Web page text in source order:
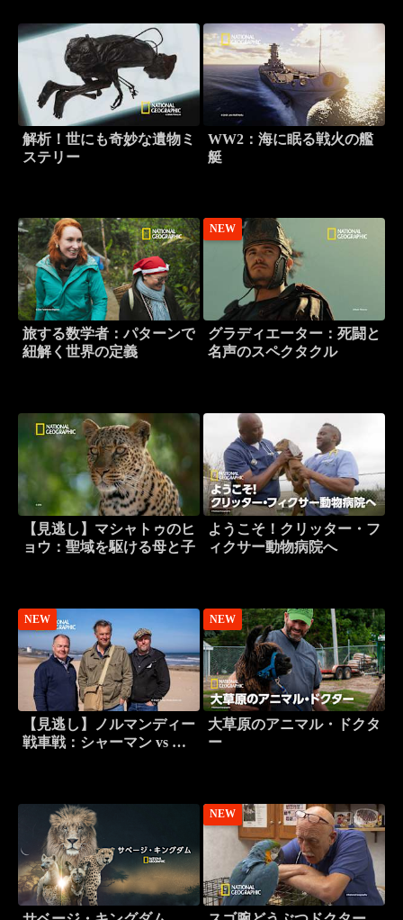
解析！世にも奇妙な遺物ミ
ステリー
WW2：海に眠る戦火の艦
艇
旅する数学者：パターンで
紐解く世界の定義
NEW
グラディエーター：死闘と
名声のスペクタクル
【見逃し】マシャトゥのヒ
ョウ：聖域を駆ける母と子
ようこそ！クリッター・フ
ィクサー動物病院へ
NEW
【見逃し】ノルマンディー
戦車戦：シャーマン vs テ
NEW
大草原のアニマル・ドクタ
ー
NEW